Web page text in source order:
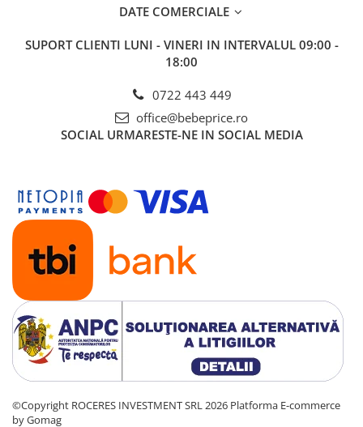
DATE COMERCIALE
SUPORT CLIENTI LUNI - VINERI IN INTERVALUL 09:00 -
18:00
0722 443 449
office@bebeprice.ro
SOCIAL URMARESTE-NE IN SOCIAL MEDIA
©Copyright ROCERES INVESTMENT SRL 2026 Platforma E-commerce
by Gomag